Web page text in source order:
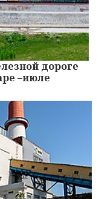
дороге
–июле